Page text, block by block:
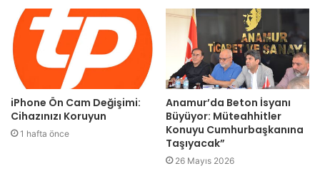
iPhone Ön Cam Değişimi:
Cihazınızı Koruyun
1 hafta önce
Anamur’da Beton İsyanı
Büyüyor: Müteahhitler
Konuyu Cumhurbaşkanına
Taşıyacak”
26 Mayıs 2026